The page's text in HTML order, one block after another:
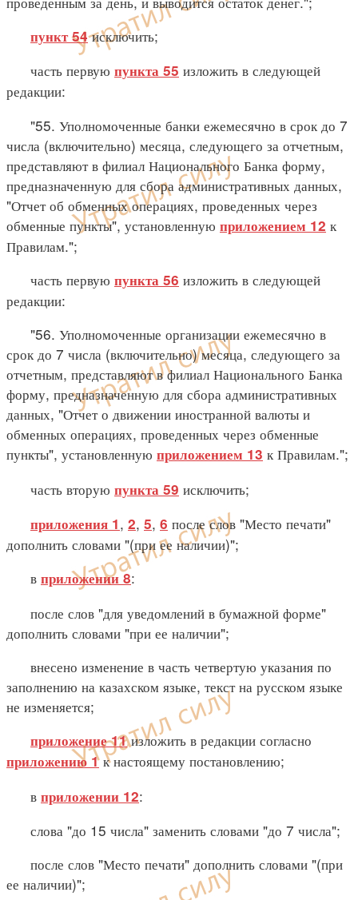
пункт 54исключить;
часть первую пункта 55 изложить в следующей
редакции:
"55. Уполномоченные банки ежемесячно в срок до 7
числа (включительно) месяца, следующего за отчетным,
представляют в филиал Национального Банка форму,
предназначенную для сбора административных данных,
"Отчет об обменных операциях, проведенных через
обменные пункты", установленную приложением 12 к
Правилам.";
часть первую пункта 56 изложить в следующей
редакции:
"56. Уполномоченные организации ежемесячно в
срок до 7 числа (включительно) месяца, следующего за
отчетным, представляют в филиал Национального Банка
форму, предназначенную для сбора административных
данных, "Отчет о движении иностранной валюты и
обменных операциях, проведенных через обменные
пункты", установленную приложением 13 к Правилам.";
часть вторую пункта 59 исключить;
приложения 1, 2, 5, 6 после слов "Место печати"
дополнить словами "(при ее наличии)";
в приложении 8:
после слов "для уведомлений в бумажной форме"
дополнить словами "при ее наличии";
внесено изменение в часть четвертую указания по
заполнению на казахском языке, текст на русском языке
не изменяется;
приложение 11изложить в редакции согласно
приложению 1к настоящему постановлению;
в приложении 12:
слова "до 15 числа" заменить словами "до 7 числа";
после слов "Место печати" дополнить словами "(при
ее наличии)";